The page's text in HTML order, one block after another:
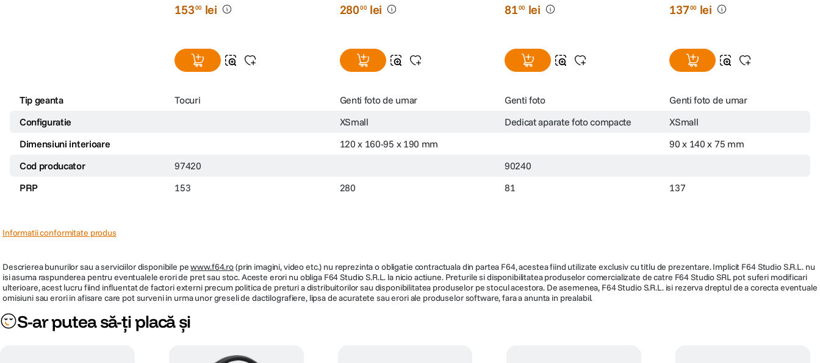
15300 lei 28000 lei 8100 lei 13700 lei
Tip geanta Tocuri Genti foto de umar Genti foto
Genti foto de umar
Configuratie
XSmall Dedicat aparate foto compacte
XSmall
Dimensiuni interioare
120 x 160-95 x 190 mm
90 x 140 x 75 mm
Cod producator
97420
90240
PRP
153 280 81 137
Informatii conformitate produs
Descrierea bunurilor sau a serviciilor disponibile pewww.f64.ro(prin imagini, video etc.) nu reprezinta o obligatie contractuala din partea F64, acestea fiind utilizate exclusiv cu titlu de prezentare. Implicit F64 Studio S.R.L. nu
isi asuma raspunderea pentru eventualele erori de pret sau stoc. Aceste erori nu obliga F64 Studio S.R.L. la nicio actiune. Preturile si disponibilitatea produselor comercializate de catre F64 Studio SRL pot suferi modificari
ulterioare, acest lucru fiind influentat de factori externi precum politica de preturi a distribuitorilor sau disponibilitatea produselor pe stocul acestora. De asemenea, F64 Studio S.R.L. isi rezerva dreptul de a corecta eventuale
omisiuni sau erori in afisare care pot surveni in urma unor greseli de dactilografiere, lipsa de acuratete sau erori ale produselor software, fara a anunta in prealabil.
S-ar putea să-ți placă și